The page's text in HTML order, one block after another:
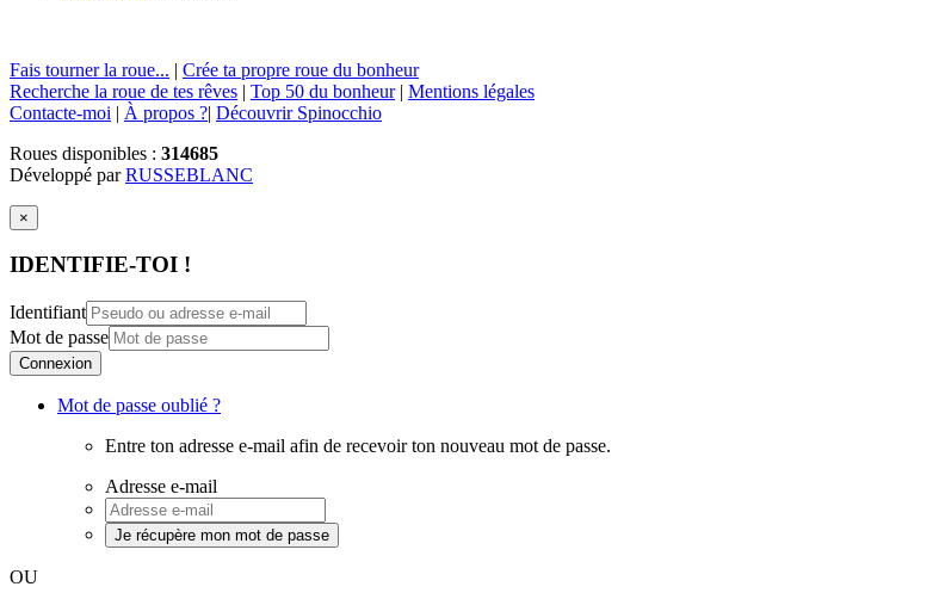
Fais tourner la roue... | Crée ta propre roue du bonheur
Recherche la roue de tes rêves | Top 50 du bonheur| Mentions légales
Contacte-moi | À propos ?| Découvrir Spinocchio
Roues disponibles : 314685
Développé parRUSSEBLANC
×
IDENTIFIE-TOI !
Identifiant
Mot de passe
Connexion
Mot de passe oublié ?
Entre ton adresse e-mail afin de recevoir ton nouveau mot de passe.
Adresse e-mail
Je récupère mon mot de passe
OU